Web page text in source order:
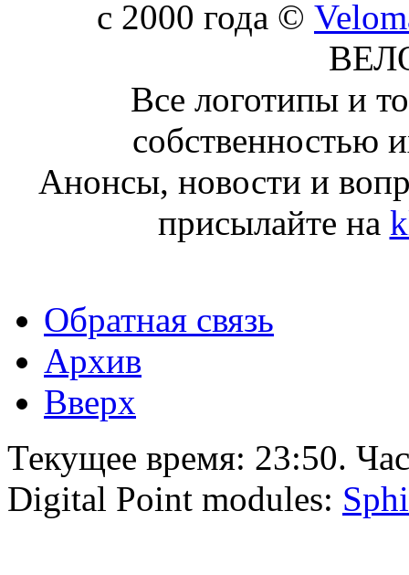
c 2000 года ©
Все логотипы и
собственностью
Анонсы, новости и
присылайте на
Обратная связь
Архив
Вверх
Текущее время: 23:50.
Digital Point modules: